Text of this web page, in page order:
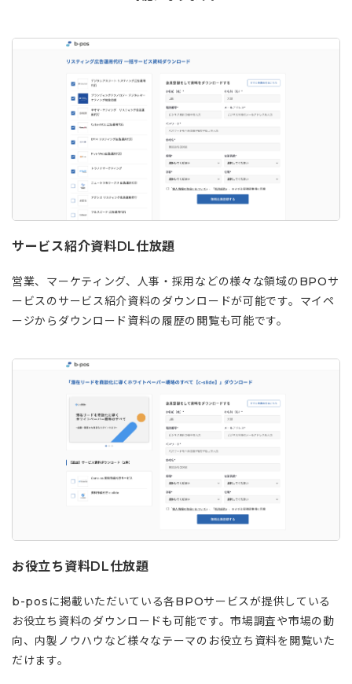
サービス紹介資料DL仕放題
営業、マーケティング、人事・採用などの様々な領域のBPOサ
ービスのサービス紹介資料のダウンロードが可能です。マイペ
ージからダウンロード資料の履歴の閲覧も可能です。
お役立ち資料DL仕放題
b-posに掲載いただいている各BPOサービスが提供している
お役立ち資料のダウンロードも可能です。市場調査や市場の動
向、内製ノウハウなど様々なテーマのお役立ち資料を閲覧いた
だけます。